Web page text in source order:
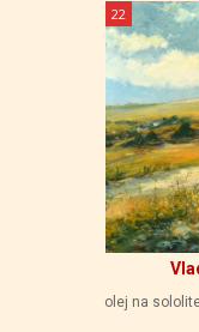
22
olej na